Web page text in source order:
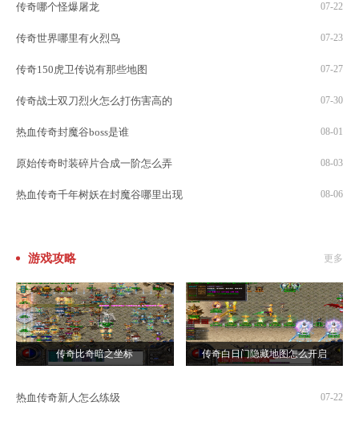
传奇哪个怪爆屠龙 07-22
传奇世界哪里有火烈鸟 07-23
传奇150虎卫传说有那些地图 07-27
传奇战士双刀烈火怎么打伤害高的 07-30
热血传奇封魔谷boss是谁 08-01
原始传奇时装碎片合成一阶怎么弄 08-03
热血传奇千年树妖在封魔谷哪里出现 08-06
游戏攻略 更多
传奇比奇暗之坐标 传奇白日门隐藏地图怎么开启
热血传奇新人怎么练级 07-22